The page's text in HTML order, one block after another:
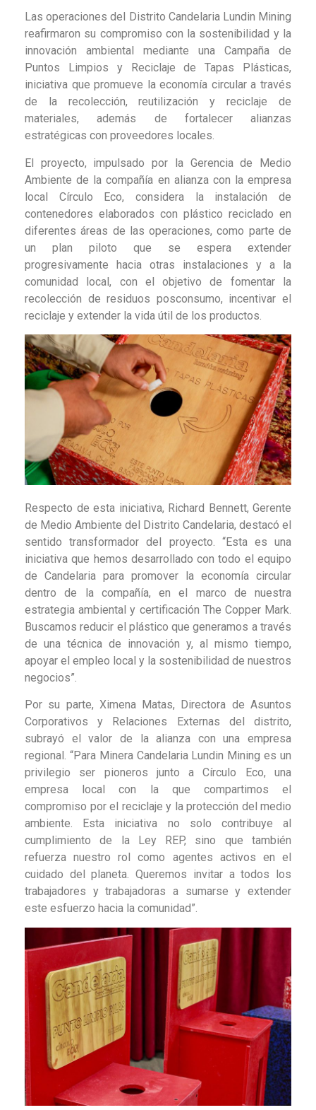
Las operaciones del Distrito Candelaria Lundin Mining
reafirmaron su compromiso con la sostenibilidad y la
innovación ambiental mediante una Campaña de
Puntos Limpios y Reciclaje de Tapas Plásticas,
iniciativa que promueve la economía circular a través
de la recolección, reutilización y reciclaje de
materiales, además de fortalecer alianzas
estratégicas con proveedores locales.
El proyecto, impulsado por la Gerencia de Medio
Ambiente de la compañía en alianza con la empresa
local Círculo Eco, considera la instalación de
contenedores elaborados con plástico reciclado en
diferentes áreas de las operaciones, como parte de
un plan piloto que se espera extender
progresivamente hacia otras instalaciones y a la
comunidad local, con el objetivo de fomentar la
recolección de residuos posconsumo, incentivar el
reciclaje y extender la vida útil de los productos.
Respecto de esta iniciativa, Richard Bennett, Gerente
de Medio Ambiente del Distrito Candelaria, destacó el
sentido transformador del proyecto. “Esta es una
iniciativa que hemos desarrollado con todo el equipo
de Candelaria para promover la economía circular
dentro de la compañía, en el marco de nuestra
estrategia ambiental y certificación The Copper Mark.
Buscamos reducir el plástico que generamos a través
de una técnica de innovación y, al mismo tiempo,
apoyar el empleo local y la sostenibilidad de nuestros
negocios”.
Por su parte, Ximena Matas, Directora de Asuntos
Corporativos y Relaciones Externas del distrito,
subrayó el valor de la alianza con una empresa
regional. “Para Minera Candelaria Lundin Mining es un
privilegio ser pioneros junto a Círculo Eco, una
empresa local con la que compartimos el
compromiso por el reciclaje y la protección del medio
ambiente. Esta iniciativa no solo contribuye al
cumplimiento de la Ley REP, sino que también
refuerza nuestro rol como agentes activos en el
cuidado del planeta. Queremos invitar a todos los
trabajadores y trabajadoras a sumarse y extender
este esfuerzo hacia la comunidad”.